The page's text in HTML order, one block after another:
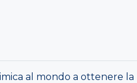
al mondo a ottenere la